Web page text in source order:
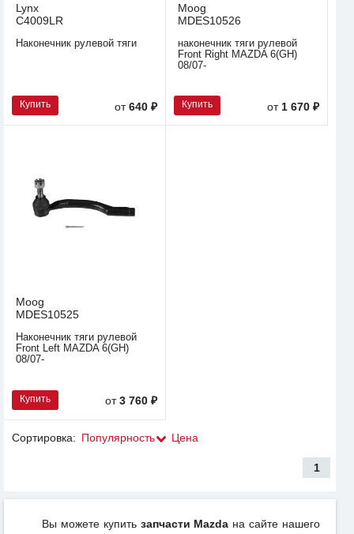
Lynx
C4009LR
Наконечник рулевой тяги
Купить от640 ₽
Moog
MDES10526
наконечник тяги рулевой
Front Right MAZDA 6(GH)
08/07-
Купить от 1 670 ₽
Moog
MDES10525
Наконечник тяги рулевой
Front Left MAZDA 6(GH)
08/07-
Купить от3 760 ₽
Сортировка: Популярность Цена
1
Вы можете купить запчасти Mazda на сайте нашего